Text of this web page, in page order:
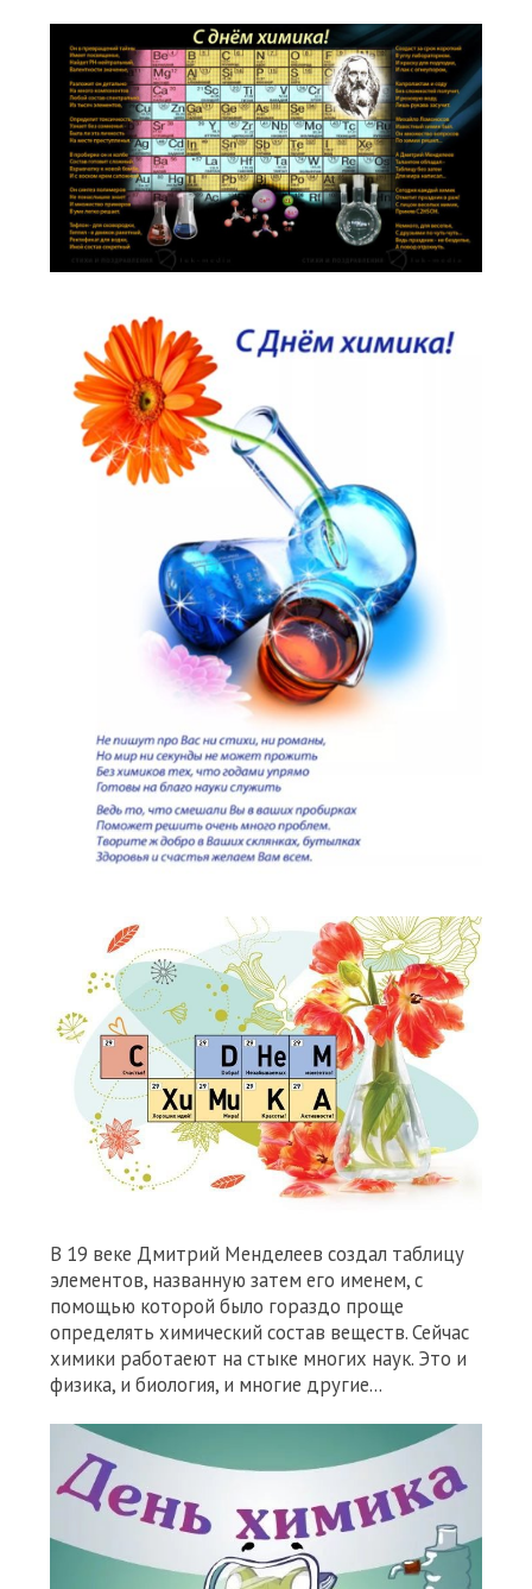
В 19 веке Дмитрий Менделеев создал таблицу
элементов, названную затем его именем, с
помощью которой было гораздо проще
определять химический состав веществ. Сейчас
химики работаеют на стыке многих наук. Это и
физика, и биология, и многие другие...